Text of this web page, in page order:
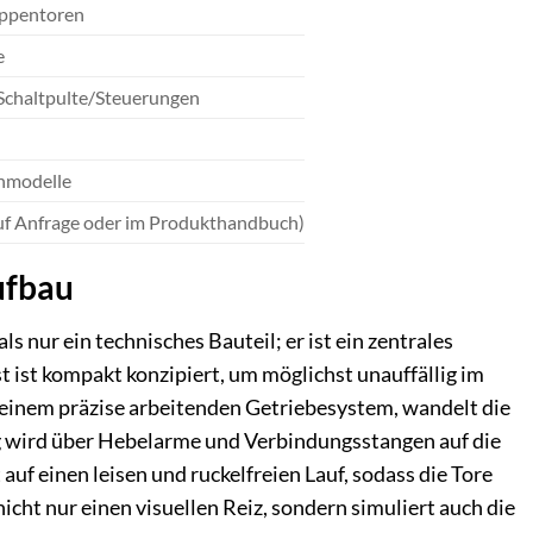
Steuerungen
Anfrage oder im Produkthandbuch)
nur ein technisches Bauteil; er ist ein zentrales
ist kompakt konzipiert, um möglichst unauffällig im
präzise arbeitenden Getriebesystem, wandelt die
über Hebelarme und Verbindungsstangen auf die
einen leisen und ruckelfreien Lauf, sodass die Tore
nur einen visuellen Reiz, sondern simuliert auch die